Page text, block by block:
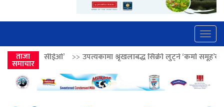
ताजा
समाचार
>>उपत्यकामा श्रृंखलाबद्ध सिक्री लुट्ने ‘कर्मा समूह’का नाइकेसहित पाँच